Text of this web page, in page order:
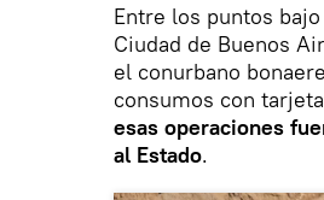
Entre los puntos
Ciudad de Buenos
el conurbano
consumos con
esas operaciones
al Estado.